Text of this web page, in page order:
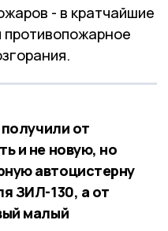
- в кратчайшие
противопожарное
от
и не новую, но
автоцистерну
ЗИЛ-130, а от
малый